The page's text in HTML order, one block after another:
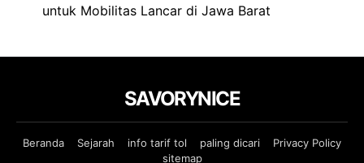
untuk Mobilitas Lancar di Jawa Barat
SAVORYNICE
Beranda Sejarah info tarif tol paling dicari
Privacy Policy
sitemap